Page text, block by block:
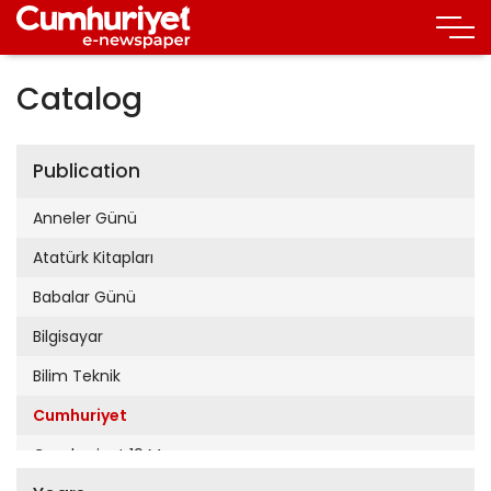
Catalog
Publication
Anneler Günü
Atatürk Kitapları
Babalar Günü
Bilgisayar
Bilim Teknik
Cumhuriyet
Cumhuriyet 19 Mayıs